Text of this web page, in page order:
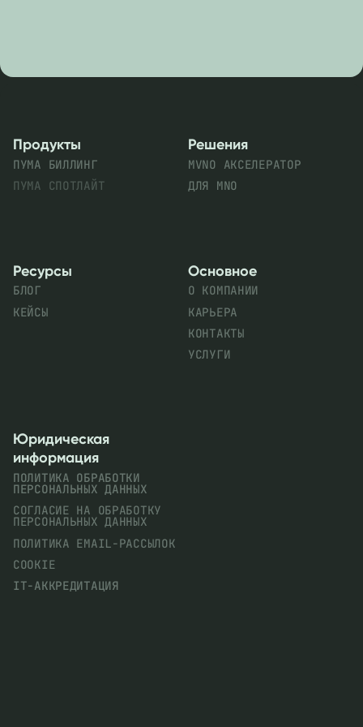
Продукты
ПУМА БИЛЛИНГ
ПУМА СПОТЛАЙТ
Решения
MVNO АКСЕЛЕРАТОР
ДЛЯ MNO
Ресурсы
БЛОГ
КЕЙСЫ
Основное
О КОМПАНИИ
КАРЬЕРА
КОНТАКТЫ
УСЛУГИ
Юридическая
информация
ПОЛИТИКА ОБРАБОТКИ
ПЕРСОНАЛЬНЫХ ДАННЫХ
СОГЛАСИЕ НА ОБРАБОТКУ
ПЕРСОНАЛЬНЫХ ДАННЫХ
ПОЛИТИКА EMAIL-РАССЫЛОК
COOKIE
IT-АККРЕДИТАЦИЯ